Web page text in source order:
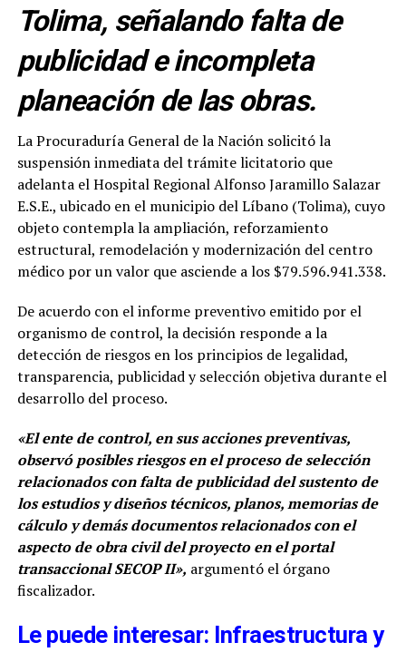
Tolima, señalando falta de
publicidad e incompleta
planeación de las obras.
La Procuraduría General de la Nación solicitó la
suspensión inmediata del trámite licitatorio que
adelanta el Hospital Regional Alfonso Jaramillo Salazar
E.S.E., ubicado en el municipio del Líbano (Tolima), cuyo
objeto contempla la ampliación, reforzamiento
estructural, remodelación y modernización del centro
médico por un valor que asciende a los $79.596.941.338.
De acuerdo con el informe preventivo emitido por el
organismo de control, la decisión responde a la
detección de riesgos en los principios de legalidad,
transparencia, publicidad y selección objetiva durante el
desarrollo del proceso.
«El ente de control, en sus acciones preventivas,
observó posibles riesgos en el proceso de selección
relacionados con falta de publicidad del sustento de
los estudios y diseños técnicos, planos, memorias de
cálculo y demás documentos relacionados con el
aspecto de obra civil del proyecto en el portal
transaccional SECOP II», argumentó el órgano
fiscalizador.
Le puede interesar: Infraestructura y